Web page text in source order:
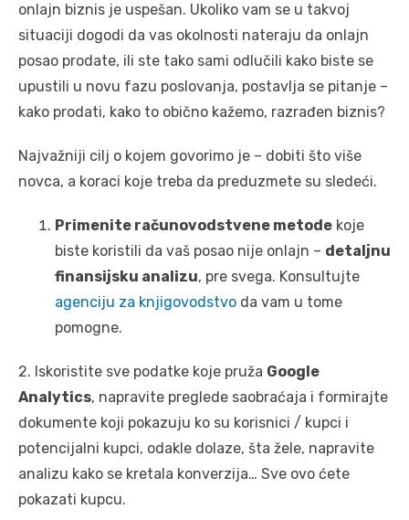
onlajn biznis je uspešan. Ukoliko vam se u takvoj
situaciji dogodi da vas okolnosti nateraju da onlajn
posao prodate, ili ste tako sami odlučili kako biste se
upustili u novu fazu poslovanja, postavlja se pitanje –
kako prodati, kako to obično kažemo, razrađen biznis?
Najvažniji cilj o kojem govorimo je – dobiti što više
novca, a koraci koje treba da preduzmete su sledeći.
Primenite računovodstvene metode koje
biste koristili da vaš posao nije onlajn – detaljnu
finansijsku analizu, pre svega. Konsultujte
agenciju za knjigovodstvo da vam u tome
pomogne.
2. Iskoristite sve podatke koje pruža Google
Analytics, napravite preglede saobraćaja i formirajte
dokumente koji pokazuju ko su korisnici / kupci i
potencijalni kupci, odakle dolaze, šta žele, napravite
analizu kako se kretala konverzija… Sve ovo ćete
pokazati kupcu.